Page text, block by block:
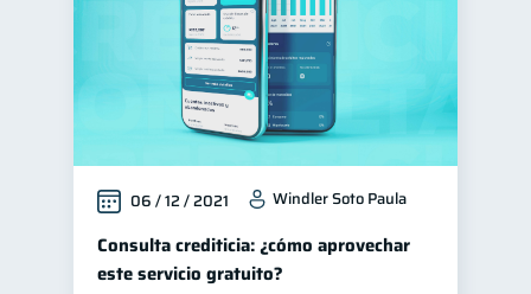
06 / 12 / 2021 Windler Soto Paula
Consulta crediticia: ¿cómo aprovechar
este servicio gratuito?